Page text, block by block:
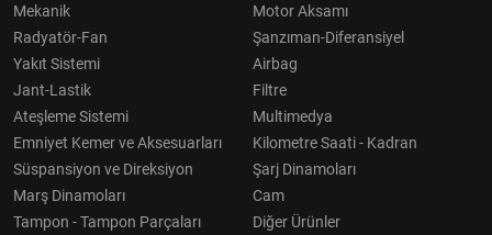
Mekanik
Motor Aksamı
Radyatör-Fan
Şanzıman-Diferansiyel
Yakıt Sistemi
Airbag
Jant-Lastik
Filtre
Ateşleme Sistemi
Multimedya
Emniyet Kemer ve Aksesuarları
Kilometre Saati - Kadran
Süspansiyon ve Direksiyon
Şarj Dinamoları
Marş Dinamoları
Cam
Tampon - Tampon Parçaları
Diğer Ürünler